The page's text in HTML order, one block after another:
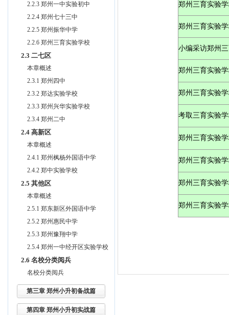
2.2.3 郑州一中实验初中
2.2.4 郑州七十三中
2.2.5 郑州振华中学
2.2.6 郑州三育实验学校
2.3 二七区
本章概述
2.3.1 郑州四中
2.3.2 郑达实验学校
2.3.3 郑州兴华实验学校
2.3.4 郑州二中
2.4 高新区
本章概述
2.4.1 郑州枫杨外国语中学
2.4.2 郑中实验学校
2.5 其他区
本章概述
2.5.1 郑东新区外国语中学
2.5.2 郑州惠民中学
2.5.3 郑州豫翔中学
2.5.4 郑州一中经开区实验学校
2.6 名校分类阅兵
名校分类阅兵
第三章 郑州小升初备战篇
第四章 郑州小升初实战篇
郑州三育实验
郑州三育实验
小编采访郑州
郑州三育实验
郑州三育实验
考取三育实验
郑州三育实验
郑州三育实验
郑州三育实验
郑州三育实验